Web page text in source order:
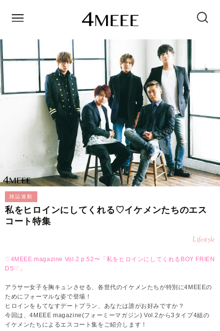
雑誌連動
私をヒロインにしてくれる♡イケメンたちのエス
コート特集
Lifestyle
♡4MEEE magazine Vol.2 p.52〜「私をヒロインにしてくれるBOY FRIEN
DS♡」
アラサー女子を胸キュンさせる、各世代のイケメンたちが特別に4MEEEの
ためにフォーマルな姿で登場！
ヒロインをもてなすデートプラン、あなたは誰がお好みですか？
今回は、4MEEE magazine(フォーミーマガジン) Vol.2から3タイプ4組の
イケメンたちによるエスコート集をご紹介します！